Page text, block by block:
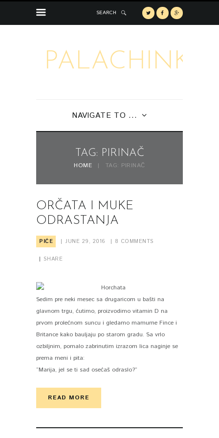
SEARCH
PALACHINKA
NAVIGATE TO ...
TAG: PIRINAČ
HOME TAG: PIRINAČ
ORČATA I MUKE
ODRASTANJA
PIĆE JUNE 29, 2016 8 COMMENTS
SHARE
Sedim pre neki mesec sa drugaricom u bašti na
glavnom trgu, ćutimo, proizvodimo vitamin D na
prvom prolećnom suncu i gledamo mamurne Fince i
Britance kako bauljaju po starom gradu. Sa vrlo
ozbiljnim, pomalo zabrinutim izrazom lica naginje se
prema meni i pita:
“Marija, jel se ti sad osećaš odraslo?”
READ MORE